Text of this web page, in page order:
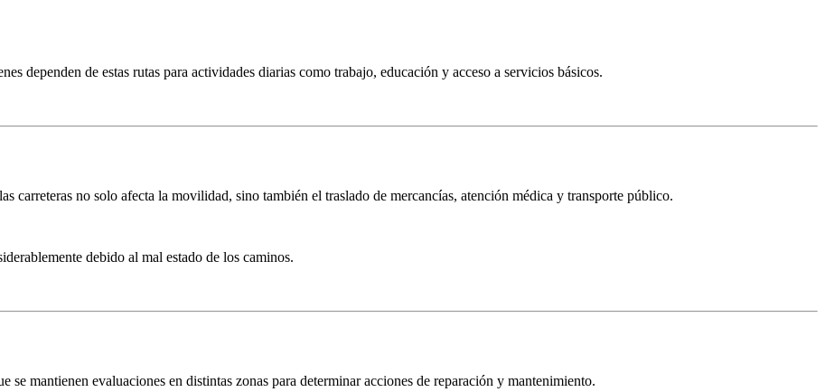
dependen de estas rutas para actividades diarias como trabajo, educación y acceso a servicios básicos.
carreteras no solo afecta la movilidad, sino también el traslado de mercancías, atención médica y transporte público.
debido al mal estado de los caminos.
mantienen evaluaciones en distintas zonas para determinar acciones de reparación y mantenimiento.